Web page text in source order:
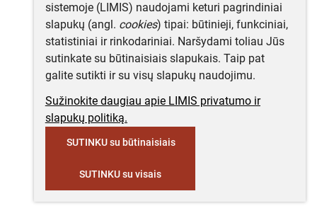
sistemoje (LIMIS) naudojami keturi pagrindiniai
slapukų (angl. cookies) tipai: būtinieji, funkciniai,
statistiniai ir rinkodariniai. Naršydami toliau Jūs
sutinkate su būtinaisiais slapukais. Taip pat
galite sutikti ir su visų slapukų naudojimu.
Sužinokite daugiau apie LIMIS privatumo ir
slapukų politiką.
SUTINKU su būtinaisiais
SUTINKU su visais